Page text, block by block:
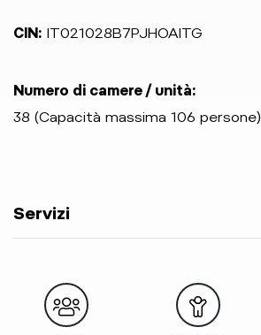
CIN: IT021028B7PJHOAITG
Numero di camere / unità:
38 (Capacità massima 106 persone)
Servizi